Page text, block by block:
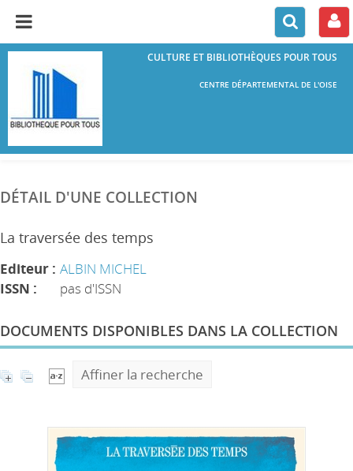
CULTURE ET BIBLIOTHÈQUES POUR TOUS
CENTRE DÉPARTEMENTAL DE L'OISE
DÉTAIL D'UNE COLLECTION
La traversée des temps
Editeur : ALBIN MICHEL
ISSN :
pas d'ISSN
DOCUMENTS DISPONIBLES DANS LA COLLECTION
Affiner la recherche